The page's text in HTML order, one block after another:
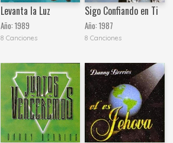
Levanta la Luz
Año: 1989
8 Canciones
Sigo Confiando en Ti
Año:1987
8 Canciones